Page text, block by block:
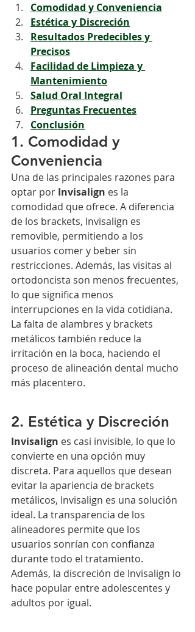
Comodidad y Conveniencia
Estética y Discreción
Resultados Predecibles y
Precisos
Facilidad de Limpieza y
Mantenimiento
Salud Oral Integral
Preguntas Frecuentes
Conclusión
1. Comodidad y
Conveniencia
Una de las principales razones para
optar por Invisalign es la
comodidad que ofrece. A diferencia
de los brackets, Invisalign es
removible, permitiendo a los
usuarios comer y beber sin
restricciones. Además, las visitas al
ortodoncista son menos frecuentes,
lo que significa menos
interrupciones en la vida cotidiana.
La falta de alambres y brackets
metálicos también reduce la
irritación en la boca, haciendo el
proceso de alineación dental mucho
más placentero.
2. Estética y Discreción
Invisalign es casi invisible, lo que lo
convierte en una opción muy
discreta. Para aquellos que desean
evitar la apariencia de brackets
metálicos, Invisalign es una solución
ideal. La transparencia de los
alineadores permite que los
usuarios sonrían con confianza
durante todo el tratamiento.
Además, la discreción de Invisalign lo
hace popular entre adolescentes y
adultos por igual.